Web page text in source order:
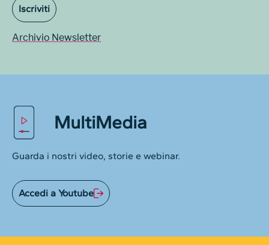
Iscriviti
Archivio Newsletter
MultiMedia
Guarda i nostri video, storie e webinar.
Accedi a Youtube